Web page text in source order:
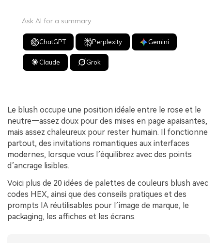
Ask AI for a summary
ChatGPT Perplexity Gemini
Claude Grok
Le blush occupe une position idéale entre le rose et le
neutre—assez doux pour des mises en page apaisantes,
mais assez chaleureux pour rester humain. Il fonctionne
partout, des invitations romantiques aux interfaces
modernes, lorsque vous l’équilibrez avec des points
d’ancrage lisibles.
Voici plus de 20 idées de palettes de couleurs blush avec
codes HEX, ainsi que des conseils pratiques et des
prompts IA réutilisables pour l’image de marque, le
packaging, les affiches et les écrans.